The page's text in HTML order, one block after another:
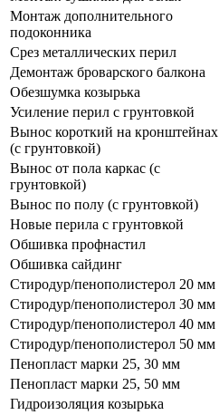
Монтаж дополнительного
подоконника
Срез металлических перил
Демонтаж броварского балкона
Обезшумка козырька
Усиление перил с грунтовкой
Вынос короткий на кронштейнах
(с грунтовкой)
Вынос от пола каркас (с
грунтовкой)
Вынос по полу (с грунтовкой)
Новые перила с грунтовкой
Обшивка профнастил
Обшивка сайдинг
Стиродур/пенополистерол 20 мм
Стиродур/пенополистерол 30 мм
Стиродур/пенополистерол 40 мм
Стиродур/пенополистерол 50 мм
Пенопласт марки 25, 30 мм
Пенопласт марки 25, 50 мм
Гидроизоляция козырька